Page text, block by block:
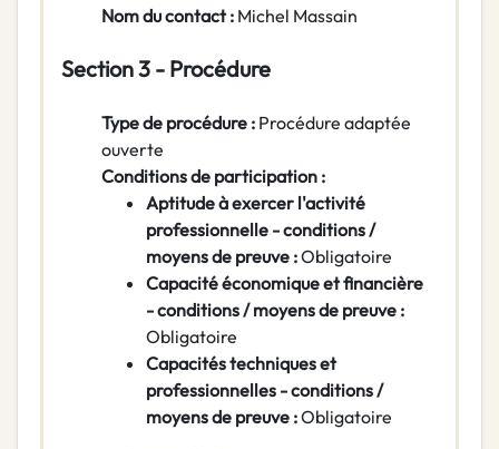
Nom du contact : Michel Massain
Section 3 - Procédure
Type de procédure : Procédure adaptée
ouverte
Conditions de participation :
Aptitude à exercer l'activité
professionnelle - conditions /
moyens de preuve :Obligatoire
Capacité économique et financière
- conditions / moyens de preuve :
Obligatoire
Capacités techniques et
professionnelles - conditions /
moyens de preuve :Obligatoire